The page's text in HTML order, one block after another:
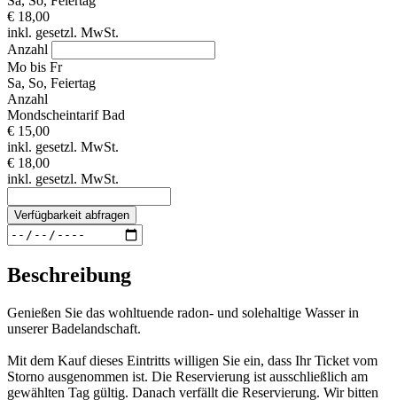
€ 18,00
inkl. gesetzl. MwSt.
Anzahl
Mo bis Fr
Sa, So, Feiertag
Anzahl
Mondscheintarif Bad
€ 15,00
inkl. gesetzl. MwSt.
€ 18,00
inkl. gesetzl. MwSt.
Verfügbarkeit abfragen
Beschreibung
Genießen Sie das wohltuende radon- und solehaltige Wasser in
unserer Badelandschaft.
Mit dem Kauf dieses Eintritts willigen Sie ein, dass Ihr Ticket vom
Storno ausgenommen ist. Die Reservierung ist ausschließlich am
gewählten Tag gültig. Danach verfällt die Reservierung. Wir bitten